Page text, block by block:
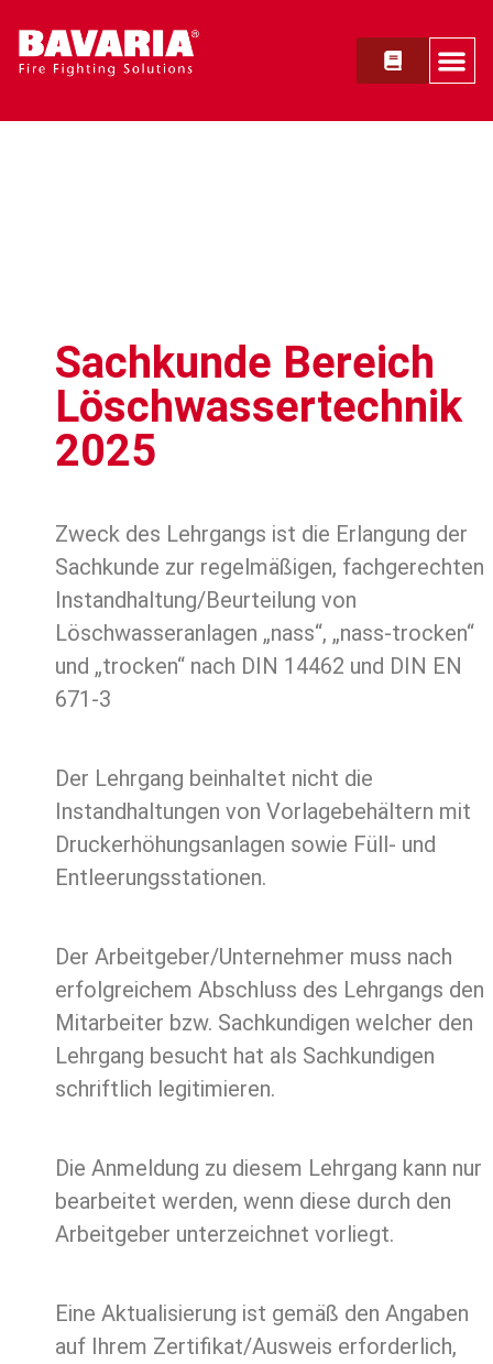
Sachkunde Bereich
Löschwassertechnik
2025
Zweck des Lehrgangs ist die Erlangung der
Sachkunde zur regelmäßigen, fachgerechten
Instandhaltung/Beurteilung von
Löschwasseranlagen „nass“, „nass-trocken“
und „trocken“ nach DIN 14462 und DIN EN
671-3
Der Lehrgang beinhaltet nicht die
Instandhaltungen von Vorlagebehältern mit
Druckerhöhungsanlagen sowie Füll- und
Entleerungsstationen.
Der Arbeitgeber/Unternehmer muss nach
erfolgreichem Abschluss des Lehrgangs den
Mitarbeiter bzw. Sachkundigen welcher den
Lehrgang besucht hat als Sachkundigen
schriftlich legitimieren.
Die Anmeldung zu diesem Lehrgang kann nur
bearbeitet werden, wenn diese durch den
Arbeitgeber unterzeichnet vorliegt.
Eine Aktualisierung ist gemäß den Angaben
auf Ihrem Zertifikat/Ausweis erforderlich,